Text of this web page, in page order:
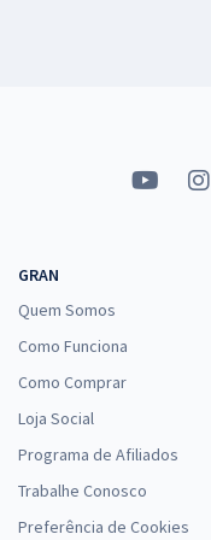
GRAN
Quem Somos
Como Funciona
Como Comprar
Loja Social
Programa de Afiliados
Trabalhe Conosco
Preferência de Cookies